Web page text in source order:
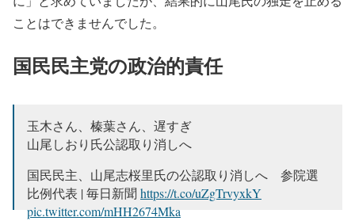
ことはできませんでした。
国民民主党の政治的責任
玉木さん、榛葉さん、遅すぎ
山尾しおり氏公認取り消しへ
国民民主、山尾志桜里氏の公認取り消しへ 参院選
比例代表 | 毎日新聞 https://t.co/uZgTrvyxkY
pic.twitter.com/mHH2674Mka